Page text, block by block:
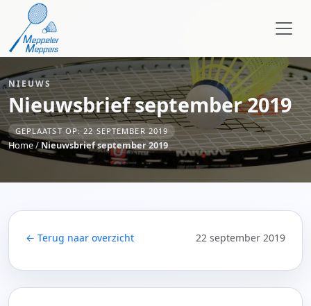
NIEUWS
Nieuwsbrief september 2019
GEPLAATST OP: 22 SEPTEMBER 2019
Home/ Nieuwsbrief september 2019
← Terug naar overzicht 22 september 2019